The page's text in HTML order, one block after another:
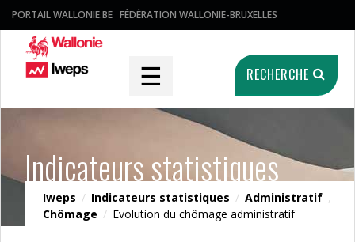
PORTAIL WALLONIE.BE FÉDÉRATION WALLONIE-BRUXELLES
☰ RECHERCHE
Indicateurs statistiques
Iweps / Indicateurs statistiques / Administratif ,
Chômage / Evolution du chômage administratif